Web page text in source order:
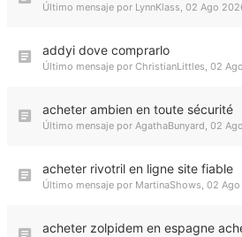
Último mensaje por LynnKlass, 02 Ago
addyi dove comprarlo
Último mensaje por ChristianLittles, 02
acheter ambien en toute sécurité
Último mensaje por AgathaBunyard, 02
acheter rivotril en ligne site fiable
Último mensaje por MartinaShows, 02
acheter zolpidem en espagne